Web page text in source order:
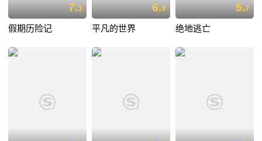
7.3
假期历险记
6.9
平凡的世界
5.7
绝地逃亡